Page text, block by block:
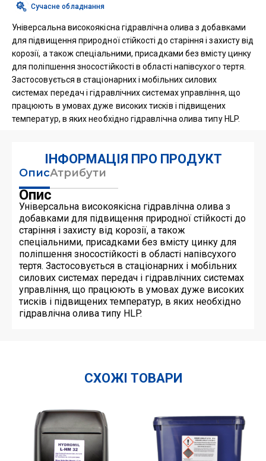
Сучасне обладнання
Універсальна високоякісна гідравлічна олива з добавками
для підвищення природної стійкості до старіння і захисту від
корозії, а також спеціальними, присадками без вмісту цинку
для поліпшення зносостійкості в області напівсухого тертя.
Застосовується в стаціонарних і мобільних силових
системах передач і гідравлічних системах управління, що
працюють в умовах дуже високих тисків і підвищених
температур, в яких необхідно гідравлічна олива типу HLP.
ІНФОРМАЦІЯ ПРО ПРОДУКТ
ОписАтрибути
Опис
Універсальна високоякісна гідравлічна олива з
добавками для підвищення природної стійкості до
старіння і захисту від корозії, а також
спеціальними, присадками без вмісту цинку для
поліпшення зносостійкості в області напівсухого
тертя. Застосовується в стаціонарних і мобільних
силових системах передач і гідравлічних системах
управління, що працюють в умовах дуже високих
тисків і підвищених температур, в яких необхідно
гідравлічна олива типу HLP.
СХОЖІ ТОВАРИ